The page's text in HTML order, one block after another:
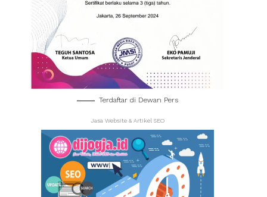
Terdaftar di Dewan Pers
Jasa Website & Artikel SEO